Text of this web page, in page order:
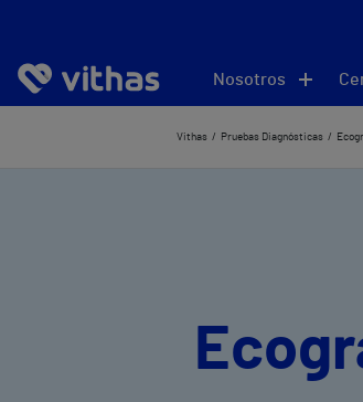
Nosotros
Vithas Pruebas Diagnósticas